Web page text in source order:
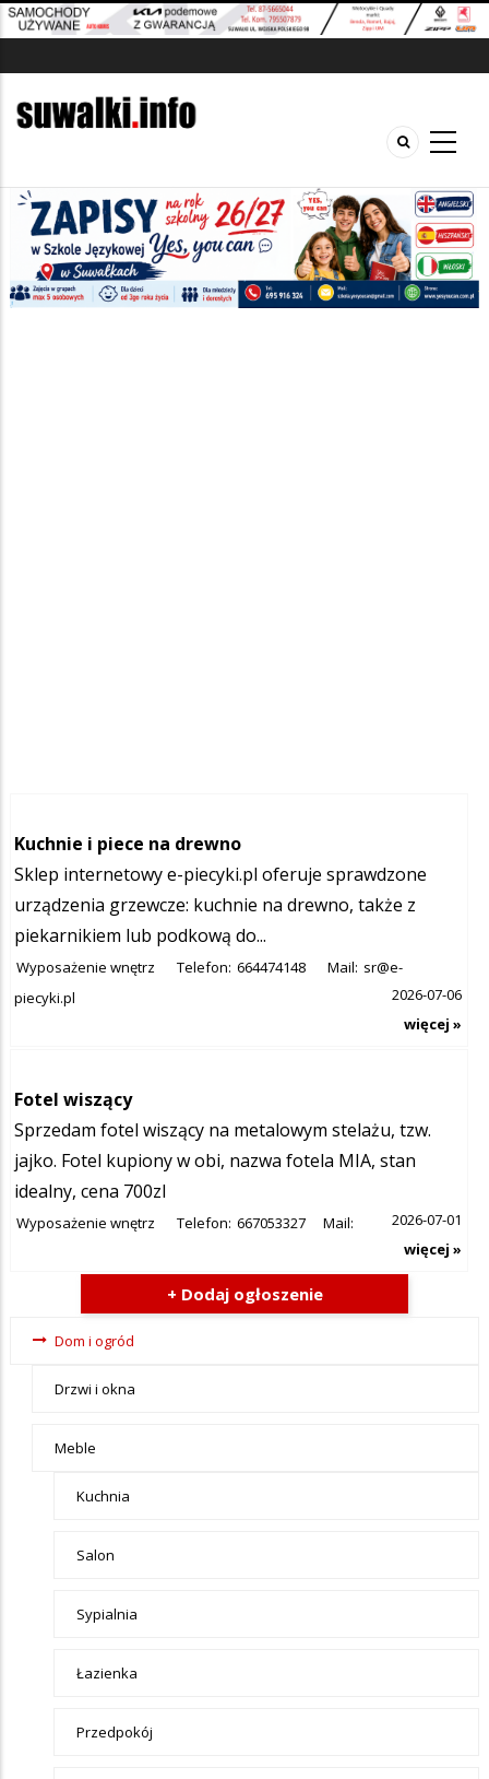
Szukana fraza w ogłoszeniach
Kuchnie i piece na drewno
Sklep internetowy e-piecyki.pl oferuje sprawdzone
urządzenia grzewcze: kuchnie na drewno, także z
piekarnikiem lub podkową do...
Wyposażenie wnętrz Telefon: 664474148 Mail: sr@e-
piecyki.pl
2026-07-06
więcej »
Fotel wiszący
Sprzedam fotel wiszący na metalowym stelażu, tzw.
jajko. Fotel kupiony w obi, nazwa fotela MIA, stan
idealny, cena 700zl
Wyposażenie wnętrz Telefon: 667053327 Mail:
2026-07-01
więcej »
+ Dodaj ogłoszenie
Ogłoszenia
menu-Dom
Dom i ogród
Drzwi i okna
Meble
Kuchnia
Salon
Sypialnia
Łazienka
Przedpokój